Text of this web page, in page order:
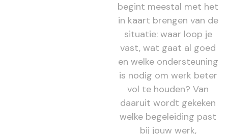
begint meestal met het
in kaart brengen van de
situatie: waar loop je
vast, wat gaat al goed
en welke ondersteuning
is nodig om werk beter
vol te houden? Van
daaruit wordt gekeken
welke begeleiding past
bij jouw werk,